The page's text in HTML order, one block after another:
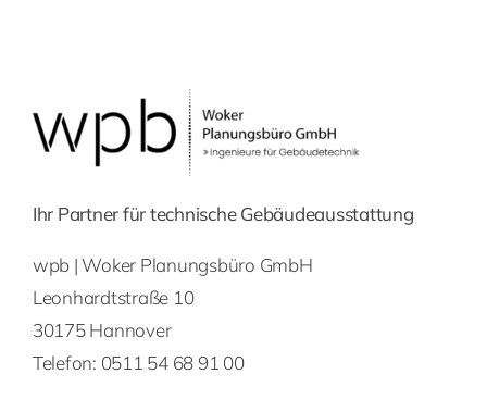
Ihr Partner für technische Gebäudeausstattung
wpb | Woker Planungsbüro GmbH
Leonhardtstraße 10
30175 Hannover
Telefon: 0511 54 68 91 00